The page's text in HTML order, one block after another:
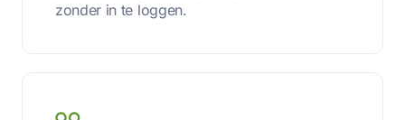
zonder in te loggen.